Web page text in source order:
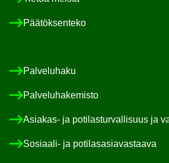
Pää­tök­sen­te­ko
Pal­ve­lu­ha­ku
Pal­ve­lu­ha­ke­mis­to
Asiakas-​ ja po­ti­las­tur­val­li­suus ja
Sosiaali-​ ja po­ti­las­asia­vas­taa­va